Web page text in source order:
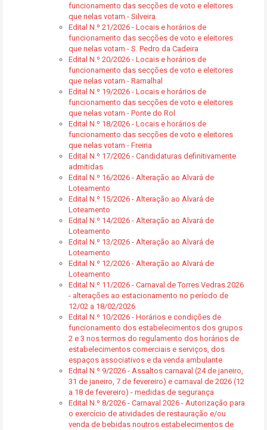
funcionamento das secções de voto e eleitores
que nelas votam - Silveira
Edital N.º 21/2026 - Locais e horários de
funcionamento das secções de voto e eleitores
que nelas votam - S. Pedro da Cadeira
Edital N.º 20/2026 - Locais e horários de
funcionamento das secções de voto e eleitores
que nelas votam - Ramalhal
Edital N.º 19/2026 - Locais e horários de
funcionamento das secções de voto e eleitores
que nelas votam - Ponte do Rol
Edital N.º 18/2026 - Locais e horários de
funcionamento das secções de voto e eleitores
que nelas votam - Freiria
Edital N.º 17/2026 - Candidaturas definitivamente
admitidas
Edital N.º 16/2026 - Alteração ao Alvará de
Loteamento
Edital N.º 15/2026 - Alteração ao Alvará de
Loteamento
Edital N.º 14/2026 - Alteração ao Alvará de
Loteamento
Edital N.º 13/2026 - Alteração ao Alvará de
Loteamento
Edital N.º 12/2026 - Alteração ao Alvará de
Loteamento
Edital N.º 11/2026 - Carnaval de Torres Vedras 2026
- alterações ao estacionamento no período de
12/02 a 18/02/2026
Edital N.º 10/2026 - Horários e condições de
funcionamento dos estabelecimentos dos grupos
2 e 3 nos termos do regulamento dos horários de
estabelecimentos comerciais e serviços, dos
espaços associativos e da venda ambulante
Edital N.º 9/2026 - Assaltos carnaval (24 de janeiro,
31 de janeiro, 7 de fevereiro) e carnaval de 2026 (12
a 18 de fevereiro) - medidas de segurança
Edital N.º 8/2026 - Carnaval 2026 - Autorização para
o exercício de atividades de restauração e/ou
venda de bebidas noutros estabelecimentos de